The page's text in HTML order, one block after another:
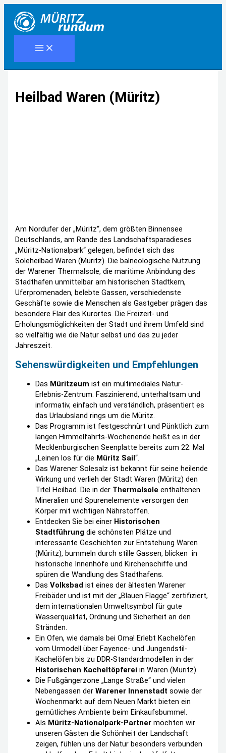
Inhalt
springen
Heilbad Waren (Müritz)
Am Nordufer der „Müritz“, dem größten Binnensee
Deutschlands, am Rande des Landschaftsparadieses
„Müritz-Nationalpark“ gelegen, befindet sich das
Soleheilbad Waren (Müritz). Die balneologische Nutzung
der Warener Thermalsole, die maritime Anbindung des
Stadthafen unmittelbar am historischen Stadtkern,
Uferpromenaden, belebte Gassen, verschiedenste
Geschäfte sowie die Menschen als Gastgeber prägen das
besondere Flair des Kurortes. Die Freizeit- und
Erholungsmöglichkeiten der Stadt und ihrem Umfeld sind
so vielfältig wie die Natur selbst und das zu jeder
Jahreszeit.
Sehenswürdigkeiten und Empfehlungen
Das Müritzeum ist ein multimediales Natur-
Erlebnis-Zentrum. Faszinierend, unterhaltsam und
informativ, einfach und verständlich, präsentiert es
das Urlaubsland rings um die Müritz.
Das Programm ist festgeschnürt und Pünktlich zum
langen Himmelfahrts-Wochenende heißt es in der
Mecklenburgischen Seenplatte bereits zum 22. Mal
„Leinen los für die Müritz Sail“.
Das Warener Solesalz ist bekannt für seine heilende
Wirkung und verlieh der Stadt Waren (Müritz) den
Titel Heilbad. Die in der Thermalsole enthaltenen
Mineralien und Spurenelemente versorgen den
Körper mit wichtigen Nährstoffen.
Entdecken Sie bei einer Historischen
Stadtführung die schönsten Plätze und
interessante Geschichten zur Entstehung Waren
(Müritz), bummeln durch stille Gassen, blicken in
historische Innenhöfe und Kirchenschiffe und
spüren die Wandlung des Stadthafens.
DasVolksbad ist eines der ältesten Warener
Freibäder und ist mit der „Blauen Flagge“ zertifiziert,
dem internationalen Umweltsymbol für gute
Wasserqualität, Ordnung und Sicherheit an den
Stränden.
Ein Ofen, wie damals bei Oma! Erlebt Kachelöfen
vom Urmodell über Fayence- und Jungendstil-
Kachelöfen bis zu DDR-Standardmodellen in der
Historischen Kacheltöpferei in Waren (Müritz).
Die Fußgängerzone „Lange Straße“ und vielen
Nebengassen derWarener Innenstadt sowie der
Wochenmarkt auf dem Neuen Markt bieten ein
gemütliches Ambiente beim Einkaufsbummel.
Als Müritz-Nationalpark-Partner möchten wir
unseren Gästen die Schönheit der Landschaft
zeigen, fühlen uns der Natur besonders verbunden